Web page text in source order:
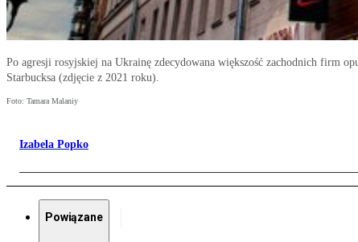
Po agresji rosyjskiej na Ukrainę zdecydowana większość zachodnich firm
Starbucksa (zdjęcie z 2021 roku).
Foto: Tamara Malaniy
Izabela Popko
Powiązane